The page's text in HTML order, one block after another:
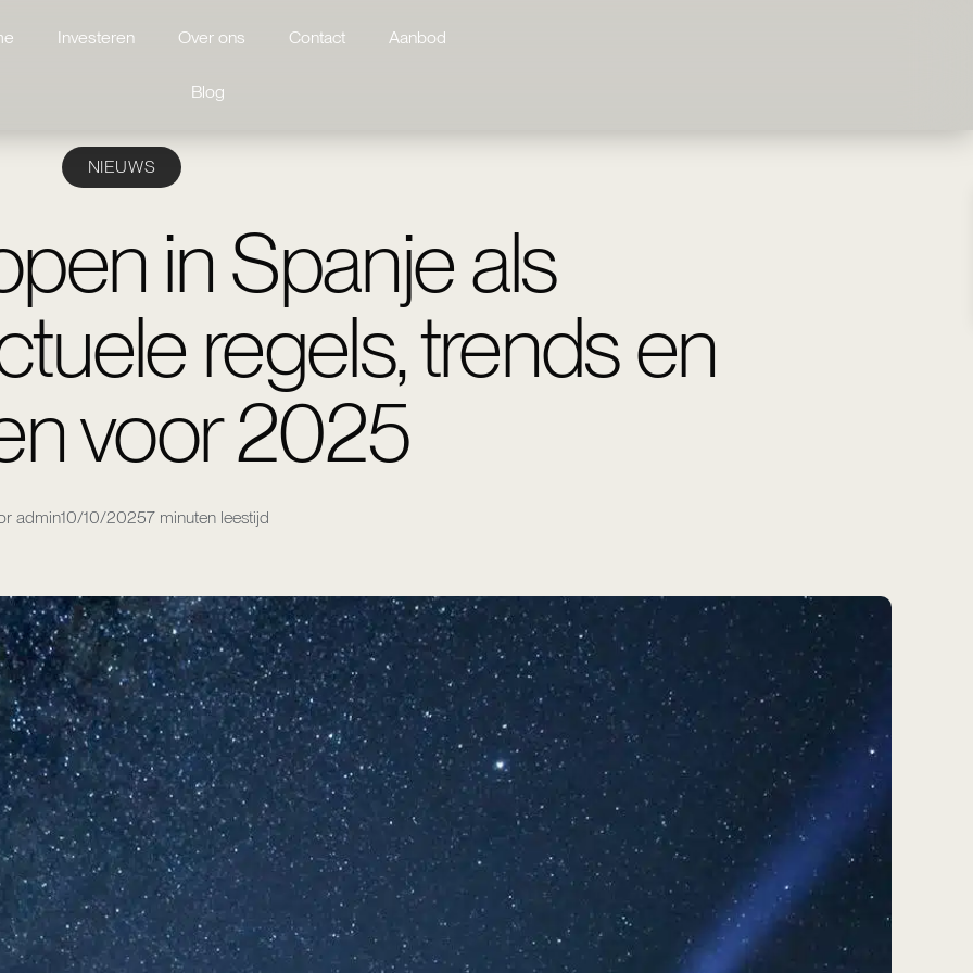
Investeren Over ons Contact Aanbod
Blog
NIEUWS
in Spanje als
regels, trends en
voor 2025
admin10/10/20257 minuten leestijd